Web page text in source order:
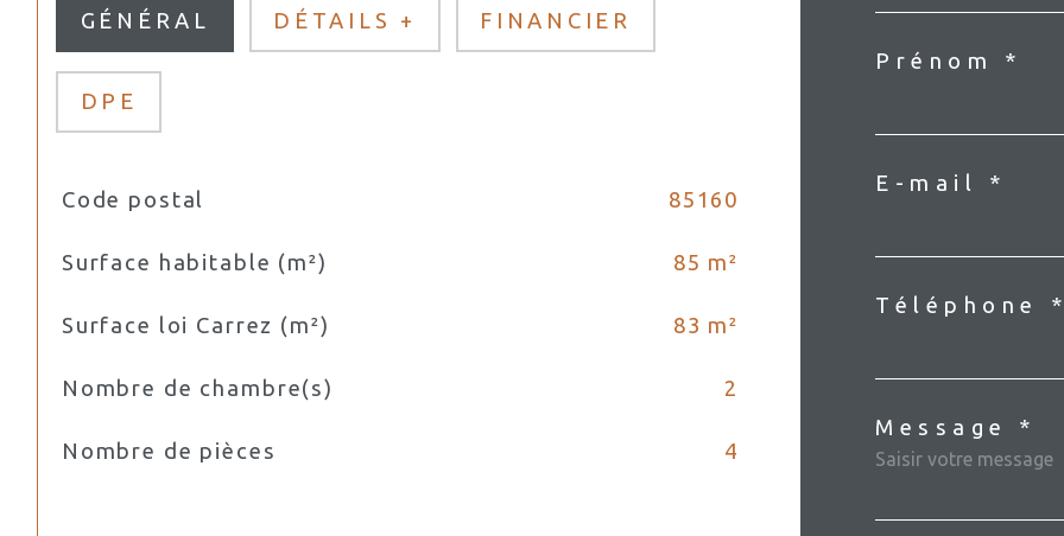
GÉNÉRAL DÉTAILS + FINANCIER
DPE
TRAD_SIROCCO_Caracteristique
Code postal 85160
Surface habitable (m²) 85 m²
Surface loi Carrez (m²) 83 m²
Nombre de chambre(s) 2
Nombre de pièces 4
Prénom *
E-mail *
Téléphone
Message *